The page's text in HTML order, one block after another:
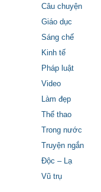
Câu chuyện
Giáo dục
Sáng chế
Kinh tế
Pháp luật
Video
Làm đẹp
Thể thao
Trong nước
Truyện ngắn
Độc – Lạ
Vũ trụ